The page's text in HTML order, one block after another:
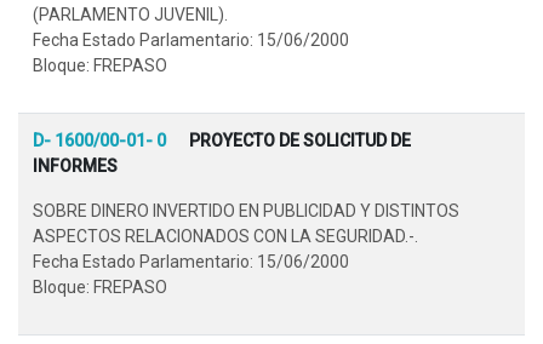
(PARLAMENTO JUVENIL).
Fecha Estado Parlamentario: 15/06/2000
Bloque: FREPASO
D- 1600/00-01- 0
PROYECTO DE SOLICITUD DE
INFORMES
SOBRE DINERO INVERTIDO EN PUBLICIDAD Y DISTINTOS
ASPECTOS RELACIONADOS CON LA SEGURIDAD.-.
Fecha Estado Parlamentario: 15/06/2000
Bloque: FREPASO